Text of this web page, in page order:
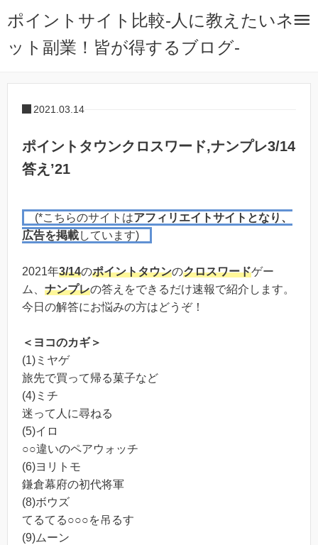
ポイントサイト比較-人に教えたいネ
ット副業！皆が得するブログ-
2021.03.14
ポイントタウンクロスワード,ナンプレ3/14
答え’21
(*こちらのサイトはアフィリエイトサイトとなり、
広告を掲載しています)
2021年3/14のポイントタウンのクロスワードゲー
ム、 ナンプレの答えをできるだけ速報で紹介します。
今日の解答にお悩みの方はどうぞ！
＜ヨコのカギ＞
(1)ミヤゲ
旅先で買って帰る菓子など
(4)ミチ
迷って人に尋ねる
(5)イロ
○○違いのペアウォッチ
(6)ヨリトモ
鎌倉幕府の初代将軍
(8)ボウズ
てるてる○○○を吊るす
(9)ムーン